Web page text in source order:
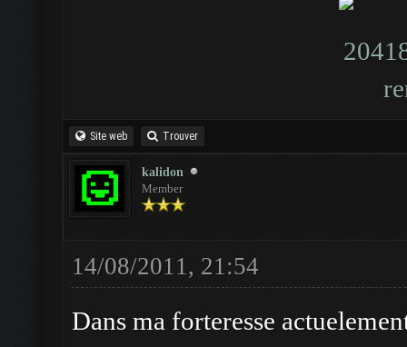
Site web Trouver
kalidon
Member
14/08/2011, 21:54
Dans ma forteresse